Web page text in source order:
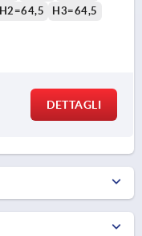
H2=64,5
H3=64,5
DETTAGLI